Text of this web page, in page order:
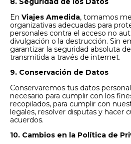
En Viajes Amedida, tomamos
organizativas adecuadas para
personales contra el acceso no
divulgación o la destrucción. Sin
garantizar la seguridad absoluta
transmitida a través de internet.
9. Conservación de Datos
Conservaremos tus datos
necesario para cumplir con los
recopilados, para cumplir con
legales, resolver disputas y hacer
acuerdos.
10. Cambios en la Política de